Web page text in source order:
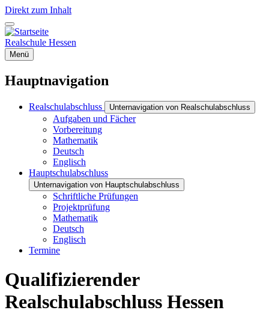
Direkt zum Inhalt
Realschule Hessen
Menü
Hauptnavigation
Realschulabschluss Unternavigation von Realschulabschluss
Aufgaben und Fächer
Vorbereitung
Mathematik
Deutsch
Englisch
Hauptschulabschluss
Unternavigation von Hauptschulabschluss
Schriftliche Prüfungen
Projektprüfung
Mathematik
Deutsch
Englisch
Termine
Qualifizierender
Realschulabschluss Hessen